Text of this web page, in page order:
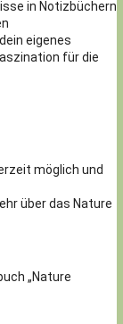
in Notizbüchern
eigenes
für die
möglich und
über das Nature
„Nature